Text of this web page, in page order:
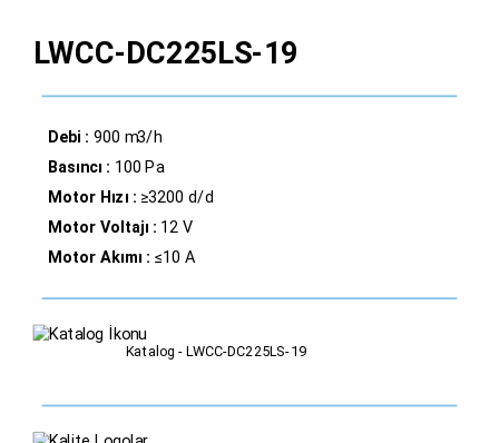
LWCC-DC225LS-19
Debi : 900 m3/h
Basıncı : 100 Pa
Motor Hızı : ≥3200 d/d
Motor Voltajı : 12 V
Motor Akımı : ≤10 A
Katalog - LWCC-DC225LS-19